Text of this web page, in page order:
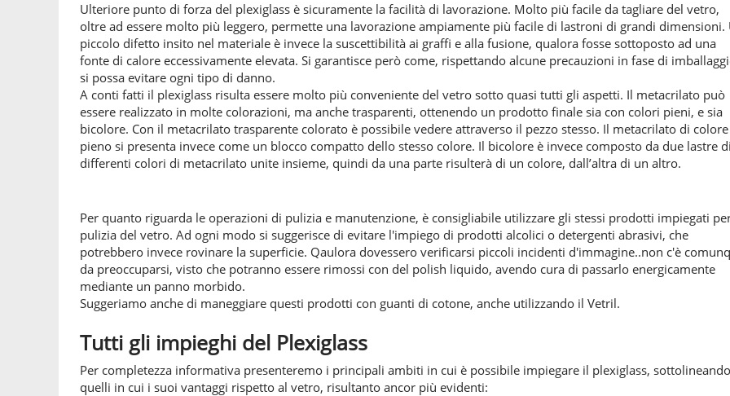
Ulteriore punto di forza del plexiglass è sicuramente la facilità di lavorazione. Molto più facile da tagliare del vetro,
oltre ad essere molto più leggero, permette una lavorazione ampiamente più facile di lastroni di grandi dimensioni.
piccolo difetto insito nel materiale è invece la suscettibilità ai graffi e alla fusione, qualora fosse sottoposto ad una
fonte di calore eccessivamente elevata. Si garantisce però come, rispettando alcune precauzioni in fase di
si possa evitare ogni tipo di danno.
A conti fatti il plexiglass risulta essere molto più conveniente del vetro sotto quasi tutti gli aspetti. Il metacrilato può
essere realizzato in molte colorazioni, ma anche trasparenti, ottenendo un prodotto finale sia con colori pieni, e sia
bicolore. Con il metacrilato trasparente colorato è possibile vedere attraverso il pezzo stesso. Il metacrilato di colore
pieno si presenta invece come un blocco compatto dello stesso colore. Il bicolore è invece composto da due lastre di
differenti colori di metacrilato unite insieme, quindi da una parte risulterà di un colore, dall’altra di un altro.
Per quanto riguarda le operazioni di pulizia e manutenzione, è consigliabile utilizzare gli stessi prodotti impiegati
pulizia del vetro. Ad ogni modo si suggerisce di evitare l'impiego di prodotti alcolici o detergenti abrasivi, che
potrebbero invece rovinare la superficie. Qaulora dovessero verificarsi piccoli incidenti d'immagine..non c'è
da preoccuparsi, visto che potranno essere rimossi con del polish liquido, avendo cura di passarlo energicamente
mediante un panno morbido.
Suggeriamo anche di maneggiare questi prodotti con guanti di cotone, anche utilizzando il Vetril.
Tutti gli impieghi del Plexiglass
Per completezza informativa presenteremo i principali ambiti in cui è possibile impiegare il plexiglass, sottolineando
quelli in cui i suoi vantaggi rispetto al vetro, risultanto ancor più evidenti: